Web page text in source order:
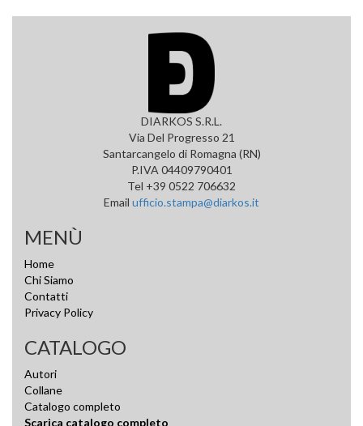
DIARKOS S.R.L.
Via Del Progresso 21
Santarcangelo di Romagna (RN)
P.IVA 04409790401
Tel +39 0522 706632
Email ufficio.stampa@diarkos.it
MENÙ
Home
Chi Siamo
Contatti
Privacy Policy
CATALOGO
Autori
Collane
Catalogo completo
Scarica catalogo completo